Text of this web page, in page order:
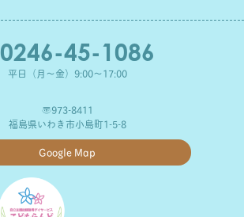
0246-45-1086
平日（月～金）9:00～17:00
〒973-8411
福島県いわき市小島町1-5-8
Google Map